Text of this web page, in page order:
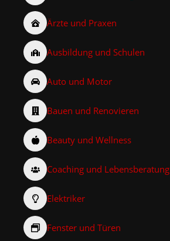
Ärzte und Praxen
Ausbildung und Schulen
Auto und Motor
Bauen und Renovieren
Beauty und Wellness
Coaching und Lebensberatung
Elektriker
Fenster und Türen